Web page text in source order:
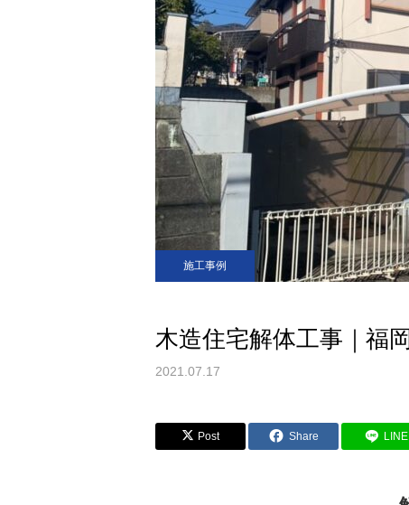
施工事例
木造住宅解体工事｜福
2021.07.17
Post Share LINE